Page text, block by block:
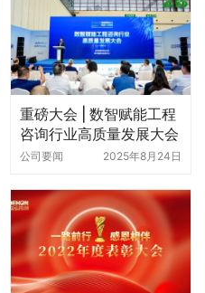
重磅大会 | 数智赋能工程
咨询行业高质量发展大会
成功举办！
公司要闻 2025年8月24日